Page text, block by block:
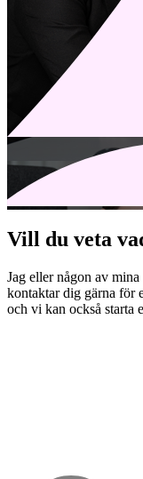
Vill du veta
Jag eller någon av
kontaktar dig gärna för
och vi kan också starta